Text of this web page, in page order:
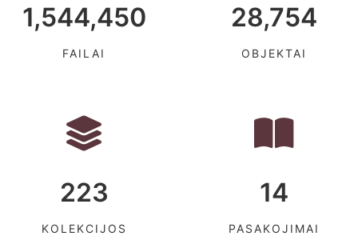
1,544,450
FAILAI
28,754
OBJEKTAI
223
KOLEKCIJOS
14
PASAKOJIMAI